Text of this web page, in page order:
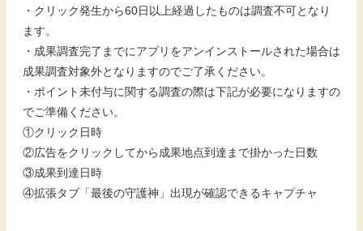
・クリック発生から60日以上経過したものは調査不可となり
ます。
・成果調査完了までにアプリをアンインストールされた場合は
成果調査対象外となりますのでご了承ください。
・ポイント未付与に関する調査の際は下記が必要になりますの
でご準備ください。
①クリック日時
②広告をクリックしてから成果地点到達まで掛かった日数
③成果到達日時
④拡張タブ「最後の守護神」出現が確認できるキャプチャ